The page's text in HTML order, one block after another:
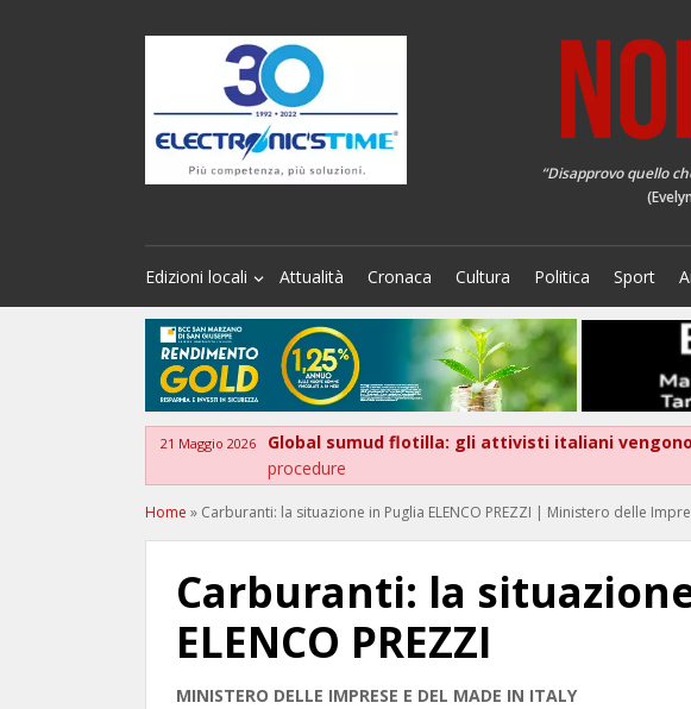
“Disapprovo quello
Edizioni locali Attualità Cronaca Cultura Politica Sport
21 Maggio 2026 Global sumud flotilla: gli attivisti italiani
procedure
Home » Carburanti: la situazione in Puglia ELENCO PREZZI | Ministero delle
Carburanti: la
ELENCO PREZZI
MINISTERO DELLE IMPRESE E DEL MADE IN ITALY